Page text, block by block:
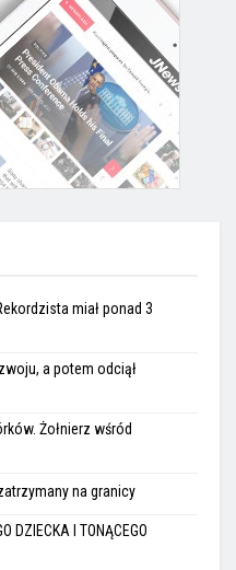
miał ponad 3
a potem odciął
Żołnierz wśród
zatrzymany na granicy
DZIECKA I TONĄCEGO